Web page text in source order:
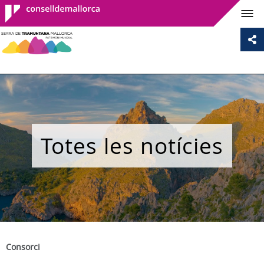
Consell de
Mallorca
Totes les notícies
Consorci